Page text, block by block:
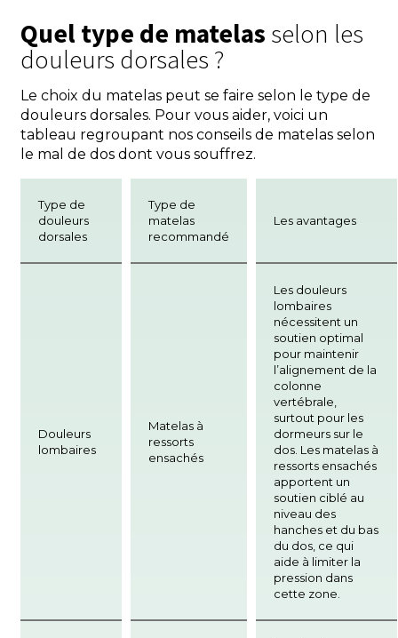
Quel type de matelas selon les
douleurs dorsales ?
Le choix du matelas peut se faire selon le type de
douleurs dorsales. Pour vous aider, voici un
tableau regroupant nos conseils de matelas selon
le mal de dos dont vous souffrez.
Type de
douleurs
dorsales
Type de
matelas
recommandé
Les avantages
Douleurs
lombaires
Matelas à
ressorts
ensachés
Les douleurs
lombaires
nécessitent un
soutien optimal
pour maintenir
l’alignement de la
colonne
vertébrale,
surtout pour les
dormeurs sur le
dos. Les matelas à
ressorts ensachés
apportent un
soutien ciblé au
niveau des
hanches et du bas
du dos, ce qui
aide à limiter la
pression dans
cette zone.